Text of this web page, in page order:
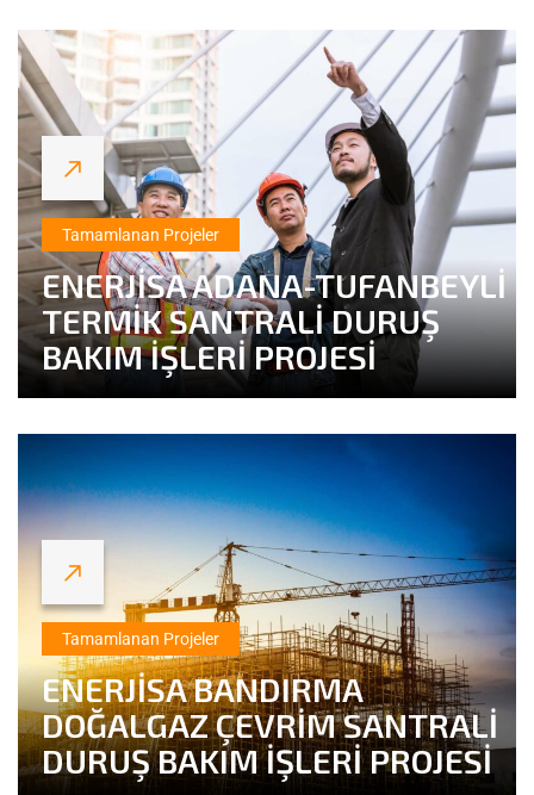
Tamamlanan Projeler
ENERJİSA ADANA-TUFANBEYLİ
TERMİK SANTRALİ DURUŞ
BAKIM İŞLERİ PROJESİ
Tamamlanan Projeler
ENERJİSA BANDIRMA
DOĞALGAZ ÇEVRİM SANTRALİ
DURUŞ BAKIM İŞLERİ PROJESİ